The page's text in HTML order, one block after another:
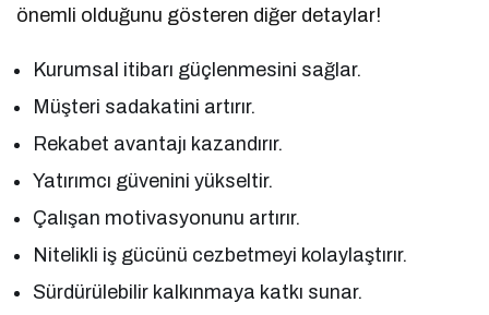
önemli olduğunu gösteren diğer detaylar!
Kurumsal itibarı güçlenmesini sağlar.
Müşteri sadakatini artırır.
Rekabet avantajı kazandırır.
Yatırımcı güvenini yükseltir.
Çalışan motivasyonunu artırır.
Nitelikli iş gücünü cezbetmeyi kolaylaştırır.
Sürdürülebilir kalkınmaya katkı sunar.